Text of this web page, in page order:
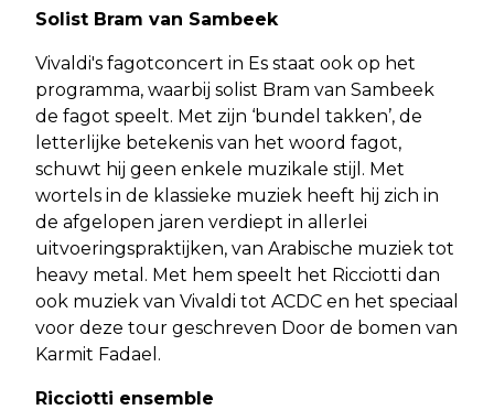
Solist Bram van Sambeek
Vivaldi's fagotconcert in Es staat ook op het
programma, waarbij solist Bram van Sambeek
de fagot speelt. Met zijn ‘bundel takken’, de
letterlijke betekenis van het woord fagot,
schuwt hij geen enkele muzikale stijl. Met
wortels in de klassieke muziek heeft hij zich in
de afgelopen jaren verdiept in allerlei
uitvoeringspraktijken, van Arabische muziek tot
heavy metal. Met hem speelt het Ricciotti dan
ook muziek van Vivaldi tot ACDC en het speciaal
voor deze tour geschreven Door de bomen van
Karmit Fadael.
Ricciotti ensemble